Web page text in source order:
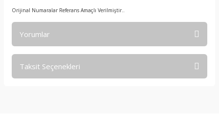
Orijinal Numaralar Referans Amaçlı Verilmiştir..
Yorumlar
Taksit Seçenekleri